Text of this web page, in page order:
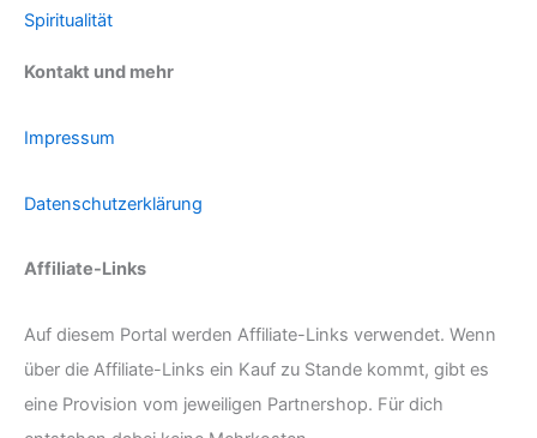
Spiritualität
Kontakt und mehr
Impressum
Datenschutzerklärung
Affiliate-Links
Auf diesem Portal werden Affiliate-Links verwendet. Wenn
über die Affiliate-Links ein Kauf zu Stande kommt, gibt es
eine Provision vom jeweiligen Partnershop. Für dich